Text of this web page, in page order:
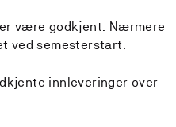
være godkjent. Nærmere
ved semesterstart.
innleveringer over